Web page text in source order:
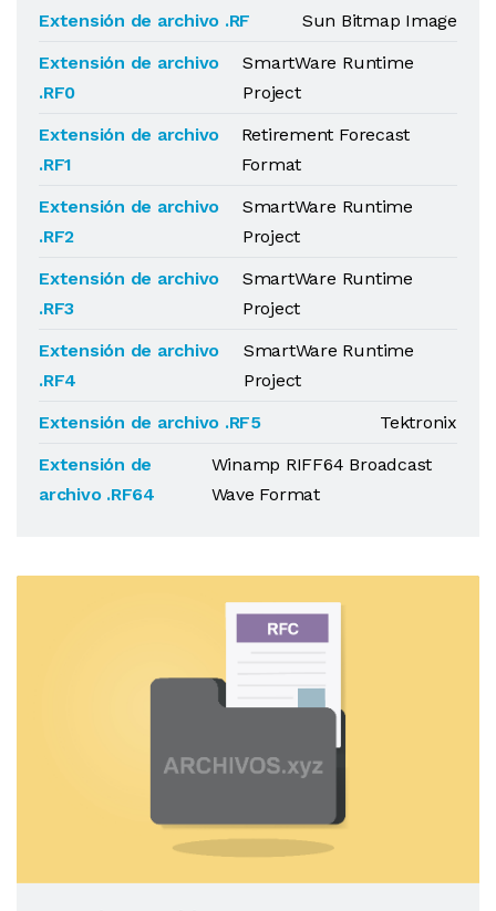
Extensión de archivo .RF
Sun Bitmap Image
Extensión de archivo
.RF0
SmartWare Runtime
Project
Extensión de archivo
.RF1
Retirement Forecast
Format
Extensión de archivo
.RF2
SmartWare Runtime
Project
Extensión de archivo
.RF3
SmartWare Runtime
Project
Extensión de archivo
.RF4
SmartWare Runtime
Project
Extensión de archivo .RF5
Tektronix
Extensión de
archivo .RF64
Winamp RIFF64 Broadcast
Wave Format